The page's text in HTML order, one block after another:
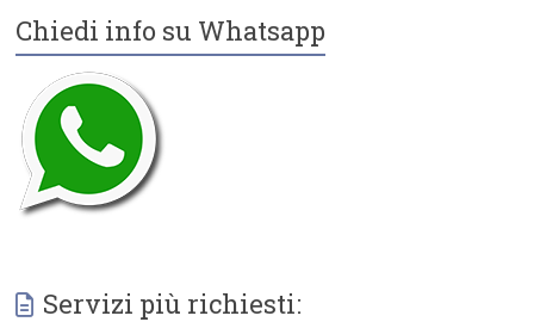
Chiedi info su Whatsapp
Servizi più richiesti: